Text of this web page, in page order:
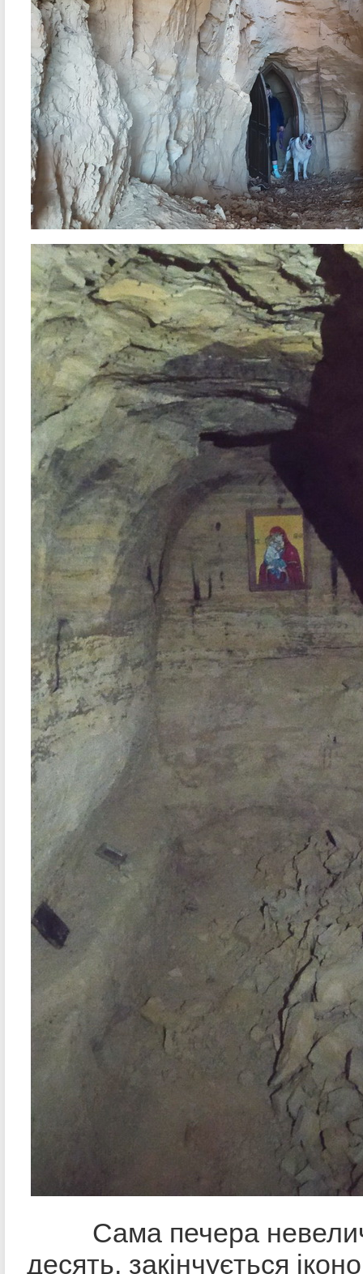
Сама печера
десять, закінчується